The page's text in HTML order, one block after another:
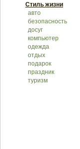
Стиль жизни
авто
безопасность
досуг
компьютер
одежда
отдых
подарок
праздник
туризм